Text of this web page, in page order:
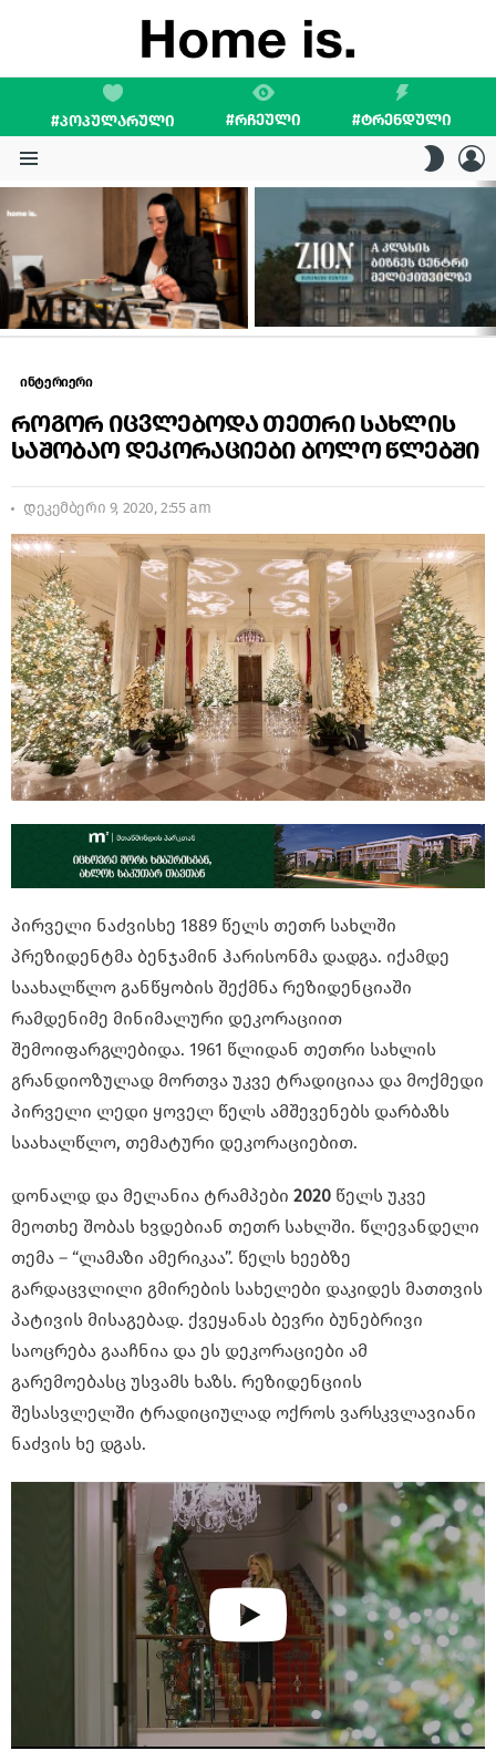
#ᲞᲝᲞᲣᲚᲐᲠᲣᲚᲘ #ᲠᲩᲔᲣᲚᲘ #ᲢᲠᲔᲜᲓᲣᲚᲘ
SKIN
STORIES
ინტერიერი
როგორ იცვლებოდა თეთრი სახლის
საშობაო დეკორაციები ბოლო წლებში
დეკემბერი 9, 2020, 2:55 am
პირველი ნაძვისხე 1889 წელს თეთრ სახლში
პრეზიდენტმა ბენჯამინ ჰარისონმა დადგა. იქამდე
საახალწლო განწყობის შექმნა რეზიდენციაში
რამდენიმე მინიმალური დეკორაციით
შემოიფარგლებიდა. 1961 წლიდან თეთრი სახლის
გრანდიოზულად მორთვა უკვე ტრადიციაა და მოქმედი
პირველი ლედი ყოველ წელს ამშევენებს დარბაზს
საახალწლო, თემატური დეკორაციებით.
დონალდ და მელანია ტრამპები 2020 წელს უკვე
მეოთხე შობას ხვდებიან თეთრ სახლში. წლევანდელი
თემა – “ლამაზი ამერიკაა”. წელს ხეებზე
გარდაცვლილი გმირების სახელები დაკიდეს მათთვის
პატივის მისაგებად. ქვეყანას ბევრი ბუნებრივი
საოცრება გააჩნია და ეს დეკორაციები ამ
გარემოებასც უსვამს ხაზს. რეზიდენციის
შესასვლელში ტრადიციულად ოქროს ვარსკვლავიანი
ნაძვის ხე დგას.